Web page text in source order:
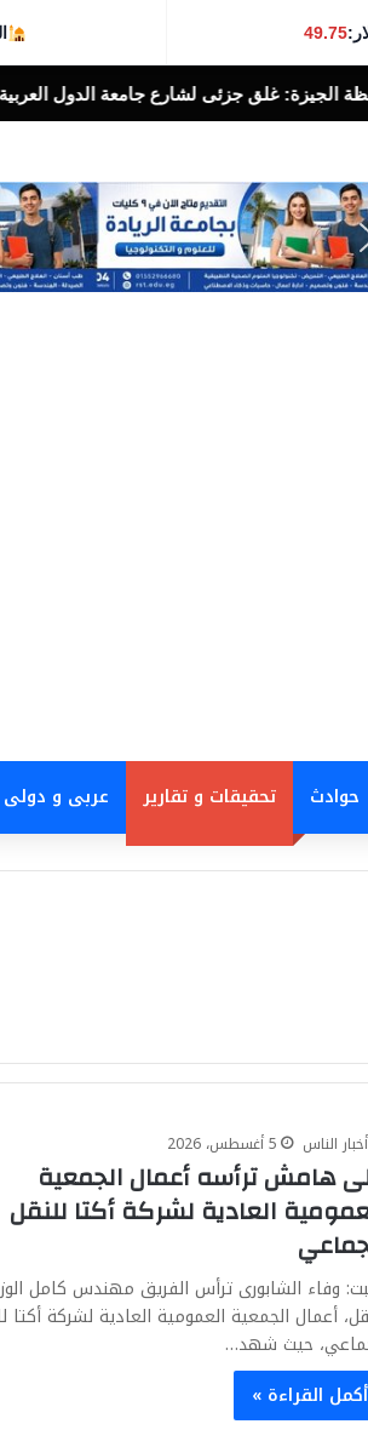
49.75
لشارع جامعة الدول العربية بتقاطعه مع شارع شهاب
حوادث تحقيقات و تقارير عربى و دولى
أخبار الناس 5 أغسطس، 2026
هامش ترأسه أعمال الجمعية
العادية لشركة أكتا للنقل
وفاء الشابورى ترأس الفريق مهندس كامل
أعمال الجمعية العمومية العادية لشركة أكتا
حيث شهد…
أكمل القراءة »